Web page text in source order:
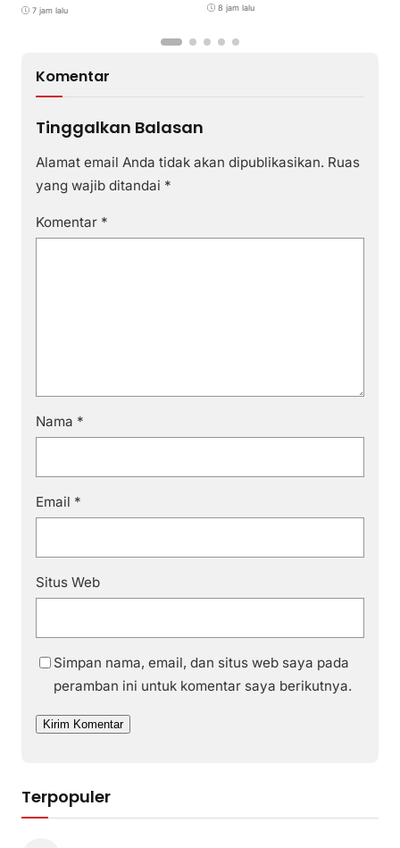
7 jam lalu 8 jam lalu
Komentar
Tinggalkan Balasan
Alamat email Anda tidak akan dipublikasikan. Ruas
yang wajib ditandai *
Komentar *
Nama *
Email *
Situs Web
Simpan nama, email, dan situs web saya pada
peramban ini untuk komentar saya berikutnya.
Terpopuler